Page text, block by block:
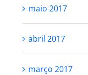
maio 2017
abril 2017
março 2017